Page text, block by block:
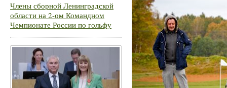
Члены сборной Ленинградской
области на 2-ом Командном
Чемпионате России по гольфу